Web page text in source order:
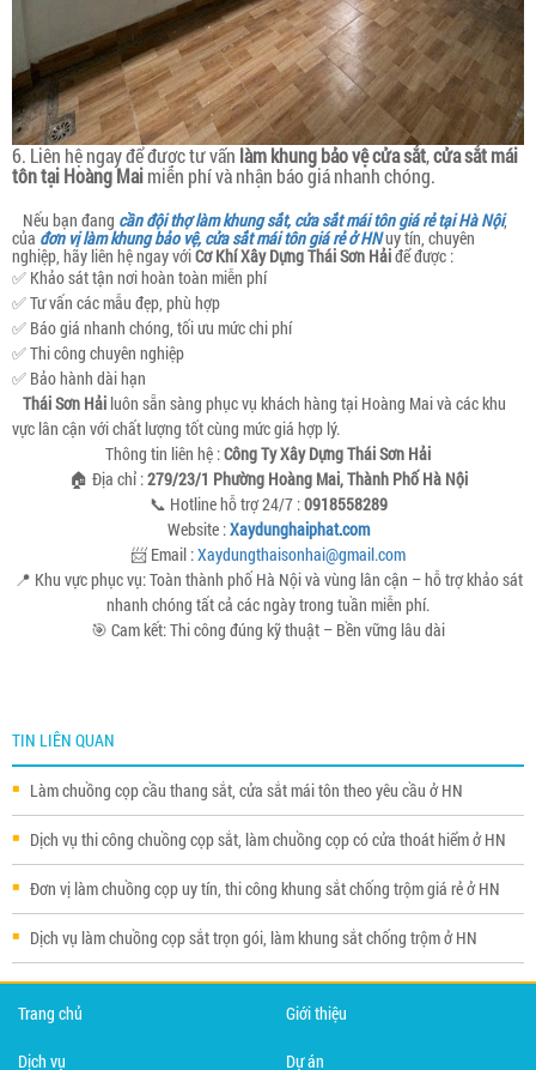
6. Liên hệ ngay để được tư vấn làm khung bảo vệ cửa sắt,cửa sắt mái
tôn tại Hoàng Maimiễn phí và nhận báo giá nhanh chóng.
Nếu bạn đang cần đội thợ làm khung sắt, cửa sắt mái tôn giá rẻ tại Hà Nội,
của đơn vị làm khung bảo vệ, cửa sắt mái tôn giá rẻ ở HNuy tín, chuyên
nghiệp, hãy liên hệ ngay vớiCơ Khí Xây Dựng Thái Sơn Hảiđể được :
✅ Khảo sát tận nơi hoàn toàn miễn phí
✅ Tư vấn các mẫu đẹp, phù hợp
✅ Báo giá nhanh chóng, tối ưu mức chi phí
✅ Thi công chuyên nghiệp
✅ Bảo hành dài hạn
Thái Sơn Hải luôn sẵn sàng phục vụ khách hàng tại Hoàng Mai và các khu
vực lân cận với chất lượng tốt cùng mức giá hợp lý.
Thông tin liên hệ :Công Ty Xây Dựng Thái Sơn Hải
🏠 Địa chỉ :279/23/1 Phường Hoàng Mai, Thành Phố Hà Nội
📞 Hotline hỗ trợ 24/7 :0918558289
Website :Xaydunghaiphat.com
📨 Email :Xaydungthaisonhai@gmail.com
📍 Khu vực phục vụ: Toàn thành phố Hà Nội và vùng lân cận – hỗ trợ khảo sát
nhanh chóng tất cả các ngày trong tuần miễn phí.
🎯 Cam kết: Thi công đúng kỹ thuật – Bền vững lâu dài
TIN LIÊN QUAN
Làm chuồng cọp cầu thang sắt, cửa sắt mái tôn theo yêu cầu ở HN
Dịch vụ thi công chuồng cọp sắt, làm chuồng cọp có cửa thoát hiểm ở HN
Đơn vị làm chuồng cọp uy tín, thi công khung sắt chống trộm giá rẻ ở HN
Dịch vụ làm chuồng cọp sắt trọn gói, làm khung sắt chống trộm ở HN
Trang chủ Giới thiệu
Dịch vụ Dự án